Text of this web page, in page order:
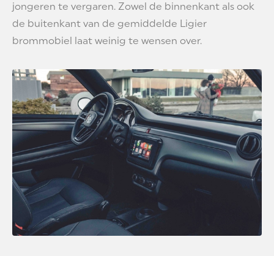
jongeren te vergaren. Zowel de binnenkant als ook
de buitenkant van de gemiddelde Ligier
brommobiel laat weinig te wensen over.